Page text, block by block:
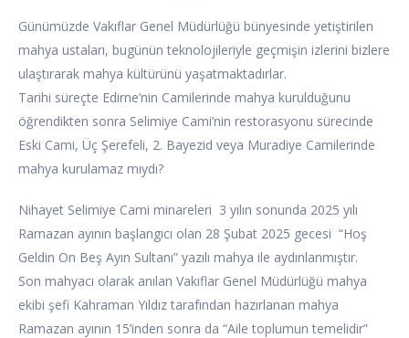
Günümüzde Vakıflar Genel Müdürlüğü bünyesinde yetiştirilen
mahya ustaları, bugünün teknolojileriyle geçmişin izlerini bizlere
ulaştırarak mahya kültürünü yaşatmaktadırlar.
Tarihi süreçte Edirne’nin Camilerinde mahya kurulduğunu
öğrendikten sonra Selimiye Cami’nin restorasyonu sürecinde
Eski Cami, Üç Şerefeli, 2. Bayezid veya Muradiye Camilerinde
mahya kurulamaz mıydı?
Nihayet Selimiye Cami minareleri 3 yılın sonunda 2025 yılı
Ramazan ayının başlangıcı olan 28 Şubat 2025 gecesi “Hoş
Geldin On Beş Ayın Sultanı” yazılı mahya ile aydınlanmıştır.
Son mahyacı olarak anılan Vakıflar Genel Müdürlüğü mahya
ekibi şefi Kahraman Yıldız tarafından hazırlanan mahya
Ramazan ayının 15’inden sonra da “Aile toplumun temelidir”